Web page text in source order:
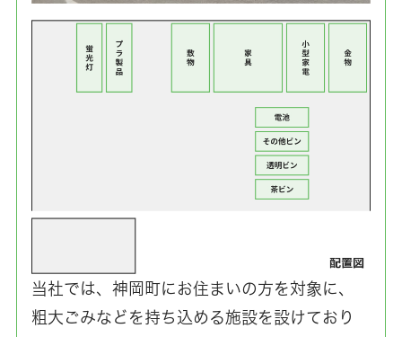
当社では、神岡町にお住まいの方を対象に、
粗大ごみなどを持ち込める施設を設けており